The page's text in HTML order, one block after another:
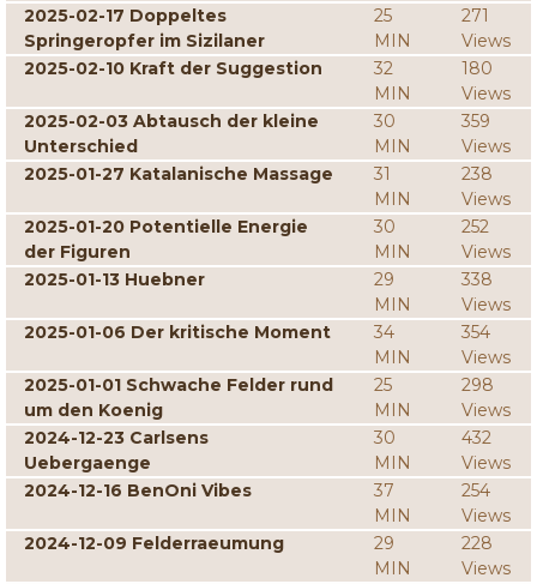
2025-02-17 Doppeltes
Springeropfer im Sizilaner
25
MIN
271
Views
2025-02-10 Kraft der Suggestion
32
MIN
180
Views
2025-02-03 Abtausch der kleine
Unterschied
30
MIN
359
Views
2025-01-27 Katalanische Massage
31
MIN
238
Views
2025-01-20 Potentielle Energie
der Figuren
30
MIN
252
Views
2025-01-13 Huebner
29
MIN
338
Views
2025-01-06 Der kritische Moment
34
MIN
354
Views
2025-01-01 Schwache Felder rund
um den Koenig
25
MIN
298
Views
2024-12-23 Carlsens
Uebergaenge
30
MIN
432
Views
2024-12-16 BenOni Vibes
37
MIN
254
Views
2024-12-09 Felderraeumung
29
MIN
228
Views